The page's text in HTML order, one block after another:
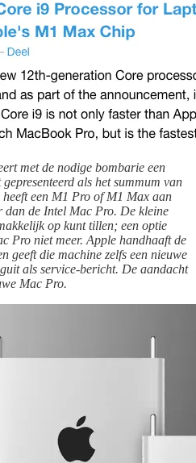
met de nodige bombarie een
als het summum van
een M1 Pro of M1 Max aan
dan de Intel Mac Pro. De kleine
op kunt tillen; een optie
Pro niet meer. Apple handhaaft de
geeft die machine zelfs een nieuwe
als service-bericht. De aandacht
Mac Pro.